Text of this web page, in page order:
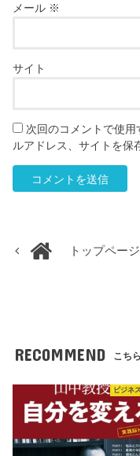
メール ※
サイト
次回のコメントで使
ルアドレス、サイトを保
トップペー
RECOMMEND こち
ビジネ